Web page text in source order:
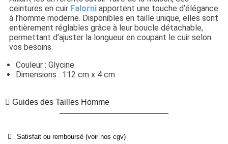
ceintures en cuir Falorni apportent une touche d’élégance
à l’homme moderne. Disponibles en taille unique, elles sont
entièrement réglables grâce à leur boucle détachable,
permettant d’ajuster la longueur en coupant le cuir selon
vos besoins.
Couleur : Glycine
Dimensions : 112 cm x 4 cm
Guides des Tailles Homme
Satisfait ou remboursé (voir nos cgv)